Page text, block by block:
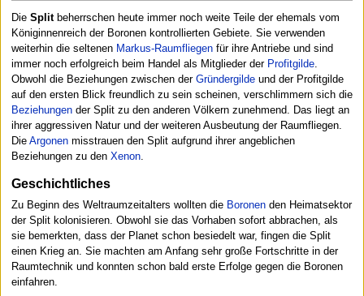
Die Splitbeherrschen heute immer noch weite Teile der ehemals vom
Königinnenreich der Boronen kontrollierten Gebiete. Sie verwenden
weiterhin die seltenen Markus-Raumfliegenfür ihre Antriebe und sind
immer noch erfolgreich beim Handel als Mitglieder der Profitgilde.
Obwohl die Beziehungen zwischen der Gründergildeund der Profitgilde
auf den ersten Blick freundlich zu sein scheinen, verschlimmern sich die
Beziehungender Split zu den anderen Völkern zunehmend. Das liegt an
ihrer aggressiven Natur und der weiteren Ausbeutung der Raumfliegen.
Die Argonenmisstrauen den Split aufgrund ihrer angeblichen
Beziehungen zu den Xenon.
Geschichtliches
Zu Beginn des Weltraumzeitalters wollten die Boronenden Heimatsektor
der Split kolonisieren. Obwohl sie das Vorhaben sofort abbrachen, als
sie bemerkten, dass der Planet schon besiedelt war, fingen die Split
einen Krieg an. Sie machten am Anfang sehr große Fortschritte in der
Raumtechnik und konnten schon bald erste Erfolge gegen die Boronen
einfahren.